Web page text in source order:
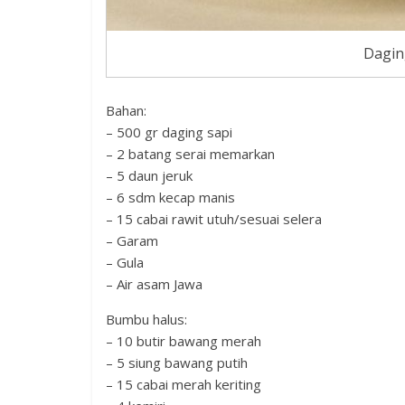
Bahan:
– 500 gr daging sapi
– 2 batang serai memarkan
– 5 daun jeruk
– 6 sdm kecap manis
– 15 cabai rawit utuh/sesuai selera
– Garam
– Gula
– Air asam Jawa
Bumbu halus:
– 10 butir bawang merah
– 5 siung bawang putih
– 15 cabai merah keriting